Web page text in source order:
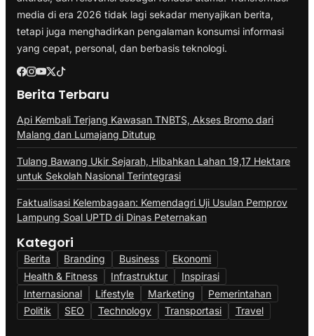
media di era 2026 tidak lagi sekadar menyajikan berita,
tetapi juga menghadirkan pengalaman konsumsi informasi
yang cepat, personal, dan berbasis teknologi.
Berita Terbaru
Api Kembali Terjang Kawasan TNBTS, Akses Bromo dari
Malang dan Lumajang Ditutup
Tulang Bawang Ukir Sejarah, Hibahkan Lahan 19,17 Hektare
untuk Sekolah Nasional Terintegrasi
Faktualisasi Kelembagaan: Kemendagri Uji Usulan Pemprov
Lampung Soal UPTD di Dinas Peternakan
Kategori
Berita Branding Business
Ekonomi
Health & Fitness
Infrastruktur
Inspirasi
Internasional
Lifestyle Marketing
Pemerintahan
Politik
SEO Technology Transportasi Travel